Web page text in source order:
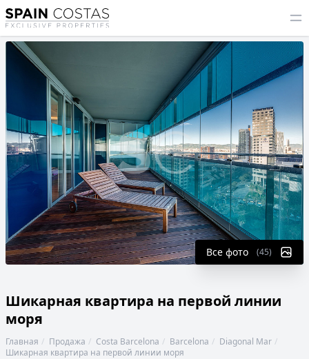
Все фото (45)
Шикарная квартира на первой линии
моря
Главная Продажа Costa Barcelona Barcelona
Diagonal Mar
Шикарная квартира на первой линии моря